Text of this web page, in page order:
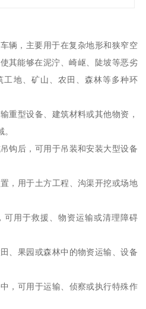
辆，主要用于在复杂地形和狭窄空
其能够在泥泞、崎岖、陡坡等恶劣
工地、矿山、农田、森林等多种环
重型设备、建筑材料或其他物资，
钩后，可用于吊装和安装大型设备
，用于土方工程、沟渠开挖或场地
可用于救援、物资运输或清理障碍
、果园或森林中的物资运输、设备
，可用于运输、侦察或执行特殊作